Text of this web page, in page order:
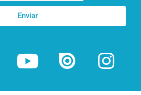
Enviar